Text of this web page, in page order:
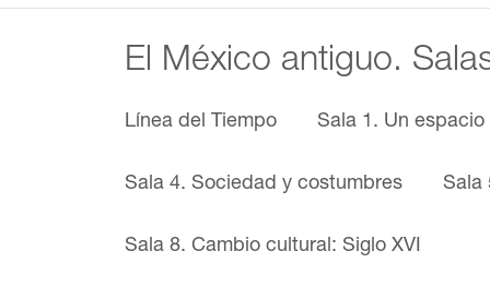
El México antiguo.
Línea del Tiempo Sala 1. Un
Sala 4. Sociedad y costumbres Sala
Sala 8. Cambio cultural: Siglo XVI